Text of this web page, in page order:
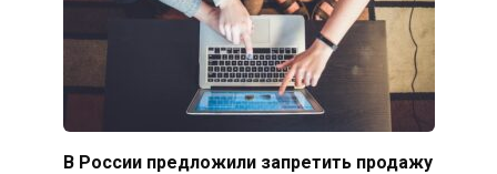
В России предложили запретить продажу